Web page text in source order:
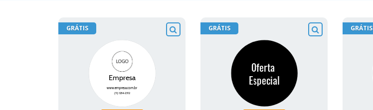
GRÁTIS GRÁTIS GRÁTIS